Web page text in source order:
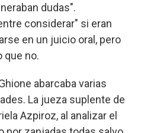
dudas".
considerar" si eran
en un juicio oral, pero
que no.
abarcaba varias
La jueza suplente de
Azpiroz, al analizar el